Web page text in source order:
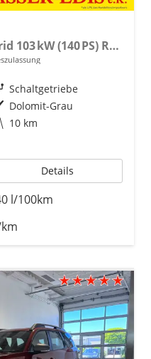
Expression 140 mild Hybrid 103 kW (140 PS) Radio, DAB, Sitzheizung, Lenkradheizung, 2-Zonen-Klimaautomatik, Rückfahrkamera, Lichtsensor, Regensensor, 17 Zoll Leichtmetallräder, uvm.
Getriebe Schaltgetriebe
Dolomit-Grau
Kilometerstand 10 km
Details
l/100km